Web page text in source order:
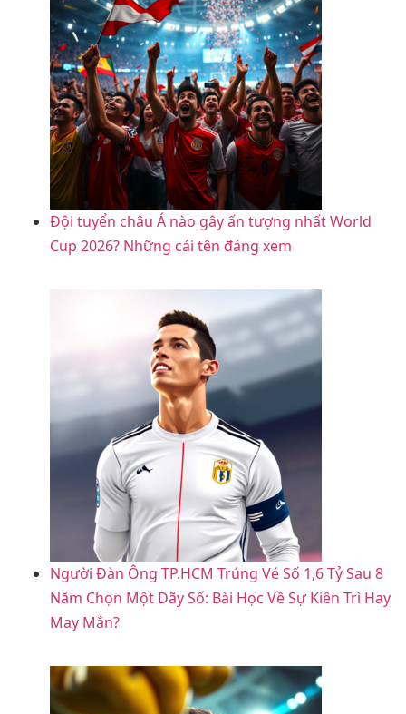
Đội tuyển châu Á nào gây ấn tượng nhất World
Cup 2026? Những cái tên đáng xem
Người Đàn Ông TP.HCM Trúng Vé Số 1,6 Tỷ Sau 8
Năm Chọn Một Dãy Số: Bài Học Về Sự Kiên Trì Hay
May Mắn?